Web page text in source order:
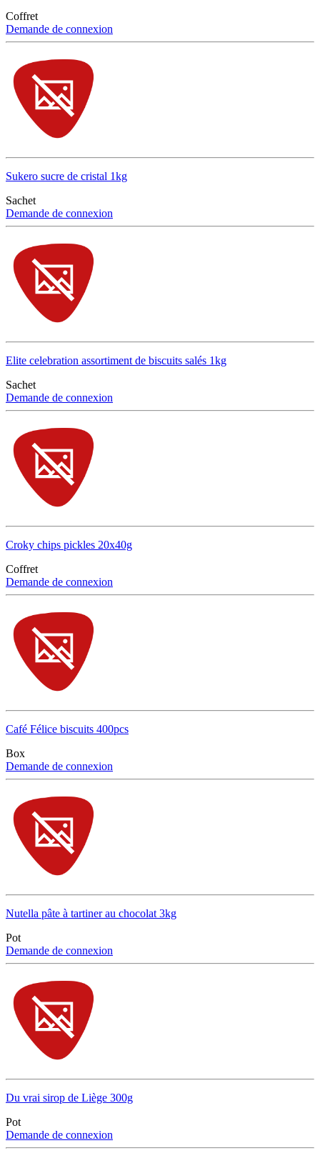
Coffret
Demande de connexion
Sukero sucre de cristal 1kg
Sachet
Demande de connexion
Elite celebration assortiment de biscuits salés 1kg
Sachet
Demande de connexion
Croky chips pickles 20x40g
Coffret
Demande de connexion
Café Félice biscuits 400pcs
Box
Demande de connexion
Nutella pâte à tartiner au chocolat 3kg
Pot
Demande de connexion
Du vrai sirop de Liège 300g
Pot
Demande de connexion